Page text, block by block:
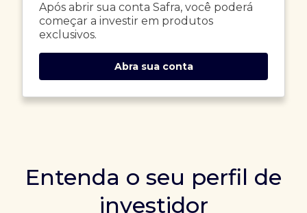
Após abrir sua conta Safra, você poderá
começar a investir em produtos
exclusivos.
Abra sua conta
Entenda o seu perfil de
investidor